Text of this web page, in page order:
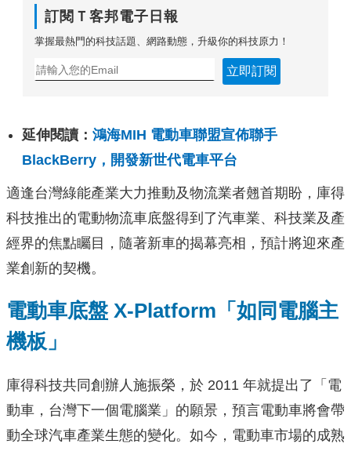
訂閱Ｔ客邦電子日報
掌握最熱門的科技話題、網路動態，升級你的科技原力！
立即訂閱
延伸閱讀： 鴻海MIH 電動車聯盟宣佈聯手
BlackBerry，開發新世代電車平台
適逢台灣綠能產業大力推動及物流業者翹首期盼，庫得
科技推出的電動物流車底盤得到了汽車業、科技業及產
經界的焦點矚目，隨著新車的揭幕亮相，預計將迎來產
業創新的契機。
電動車底盤 X-Platform「如同電腦主
機板」
庫得科技共同創辦人施振榮，於 2011 年就提出了「電
動車，台灣下一個電腦業」的願景，預言電動車將會帶
動全球汽車產業生態的變化。如今，電動車市場的成熟